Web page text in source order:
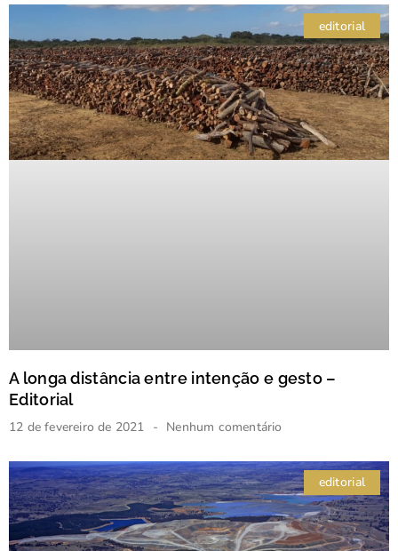
editorial
A longa distância entre intenção e gesto –
Editorial
12 de fevereiro de 2021 Nenhum comentário
editorial